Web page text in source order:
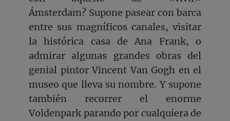
Ámsterdam? Supone pasear con barca
entre sus magníficos canales, visitar
la histórica casa de Ana Frank, o
admirar algunas grandes obras del
genial pintor Vincent Van Gogh en el
museo que lleva su nombre. Y supone
también recorrer el enorme
Voldenpark parando por cualquiera de